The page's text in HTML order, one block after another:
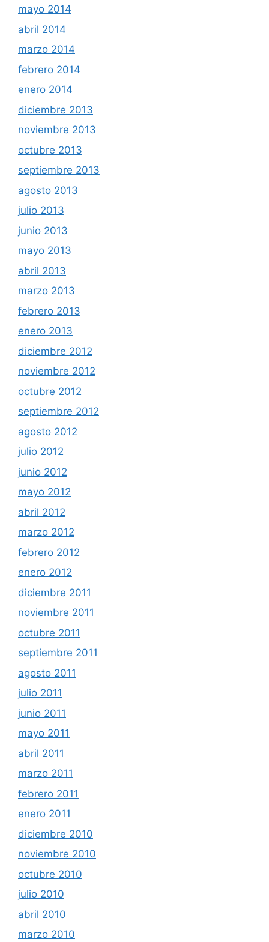
mayo 2014
abril 2014
marzo 2014
febrero 2014
enero 2014
diciembre 2013
noviembre 2013
octubre 2013
septiembre 2013
agosto 2013
julio 2013
junio 2013
mayo 2013
abril 2013
marzo 2013
febrero 2013
enero 2013
diciembre 2012
noviembre 2012
octubre 2012
septiembre 2012
agosto 2012
julio 2012
junio 2012
mayo 2012
abril 2012
marzo 2012
febrero 2012
enero 2012
diciembre 2011
noviembre 2011
octubre 2011
septiembre 2011
agosto 2011
julio 2011
junio 2011
mayo 2011
abril 2011
marzo 2011
febrero 2011
enero 2011
diciembre 2010
noviembre 2010
octubre 2010
julio 2010
abril 2010
marzo 2010